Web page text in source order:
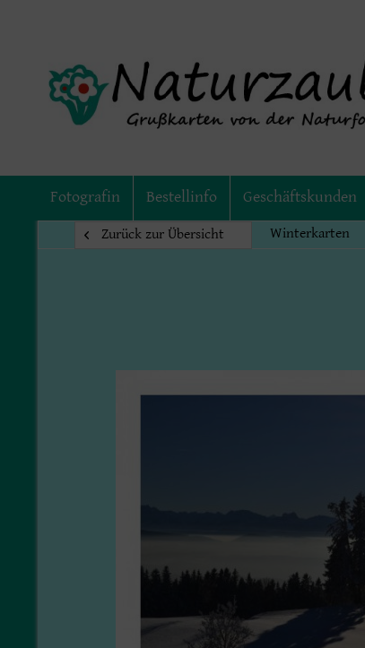
Fotografin Bestellinfo Geschäftskunden
Zurück zur Übersicht Winterkarten